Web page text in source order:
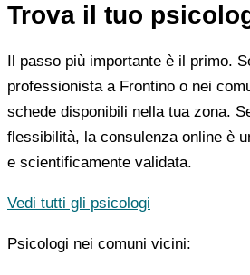
Trova il tuo
Il passo più importante è il primo.
professionista a Frontino o nei
schede disponibili nella tua zona.
flessibilità, la consulenza online è
e scientificamente validata.
Vedi tutti gli psicologi
Psicologi nei comuni vicini: